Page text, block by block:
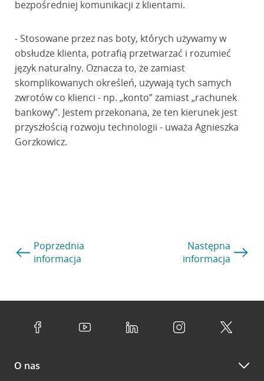
bezpośredniej komunikacji z klientami.
- Stosowane przez nas boty, których używamy w
obsłudze klienta, potrafią przetwarzać i rozumieć
język naturalny. Oznacza to, że zamiast
skomplikowanych określeń, używają tych samych
zwrotów co klienci - np. „konto” zamiast „rachunek
bankowy”. Jestem przekonana, że ten kierunek jest
przyszłością rozwoju technologii - uważa Agnieszka
Gorzkowicz.
Poprzednia
informacja
Następna
informacja
O nas